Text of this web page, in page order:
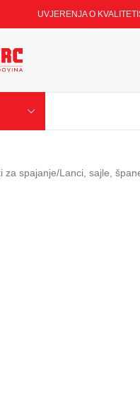
UVJERENJA O KVALITETI
za spajanje/Lanci, sajle,